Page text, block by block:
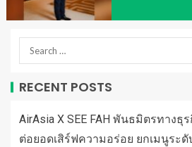
RECENT POSTS
AirAsia X SEE FAH พันธมิตรทางธุ
ต่อยอดเสิร์ฟความอร่อย ยกเมนูระ